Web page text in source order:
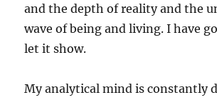
and the depth of reality and the
wave of being and living. I have
let it show.
My analytical mind is constantly